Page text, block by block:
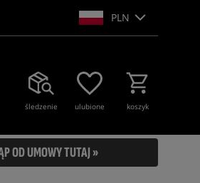
PLN
śledzenie ulubione koszyk
OD UMOWY TUTAJ »